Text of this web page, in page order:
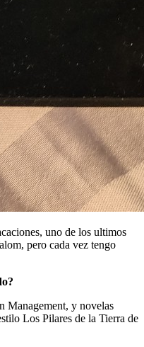
uno de los ultimos
pero cada vez tengo
Management, y novelas
Los Pilares de la Tierra de